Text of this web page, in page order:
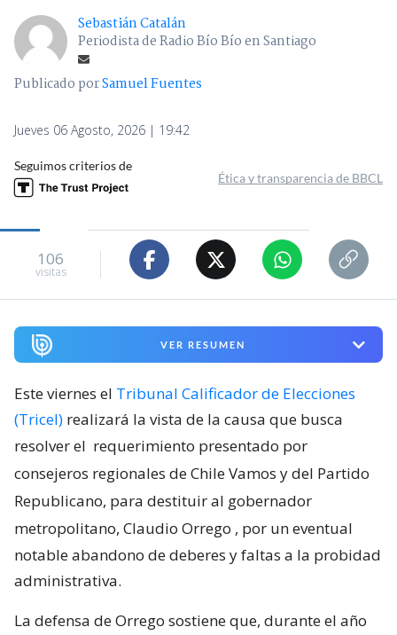
Sebastián Catalán
Periodista de Radio Bío Bío en Santiago
Publicado porSamuel Fuentes
Jueves 06 Agosto, 2026 | 19:42
Seguimos criterios de
Ética y transparencia de BBCL
106
visitas
VER RESUMEN
Este viernes el Tribunal Calificador de Elecciones
(Tricel) realizará la vista de la causa que busca
resolver el requerimiento presentado por
consejeros regionales de Chile Vamos y del Partido
Republicano, para destituir al gobernador
metropolitano, Claudio Orrego , por un eventual
notable abandono de deberes y faltas a la probidad
administrativa.
La defensa de Orrego sostiene que, durante el año